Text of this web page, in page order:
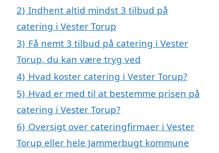
2) Indhent altid mindst 3 tilbud på
catering i Vester Torup
3) Få nemt 3 tilbud på catering i Vester
Torup, du kan være tryg ved
4) Hvad koster catering i Vester Torup?
5) Hvad er med til at bestemme prisen på
catering i Vester Torup?
6) Oversigt over cateringfirmaer i Vester
Torup eller hele Jammerbugt kommune